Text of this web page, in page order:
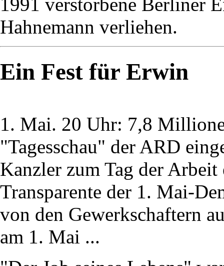
1991 verstorbene Berliner
Hahnemann verliehen.
Ein Fest für Erwin
1. Mai. 20 Uhr: 7,8
"Tagesschau" der ARD
Kanzler zum Tag der Arbeit
Transparente der 1. Mai-
von den Gewerkschaftern
am 1. Mai ...